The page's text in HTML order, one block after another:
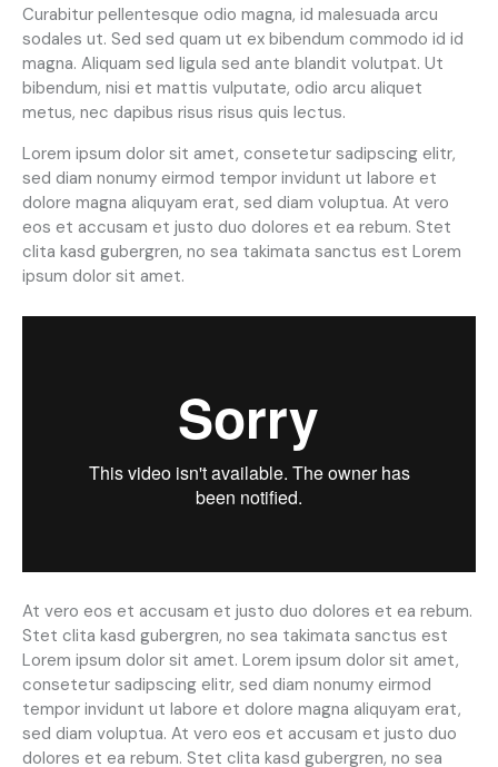
Curabitur pellentesque odio magna, id malesuada arcu
sodales ut. Sed sed quam ut ex bibendum commodo id id
magna. Aliquam sed ligula sed ante blandit volutpat. Ut
bibendum, nisi et mattis vulputate, odio arcu aliquet
metus, nec dapibus risus risus quis lectus.
Lorem ipsum dolor sit amet, consetetur sadipscing elitr,
sed diam nonumy eirmod tempor invidunt ut labore et
dolore magna aliquyam erat, sed diam voluptua. At vero
eos et accusam et justo duo dolores et ea rebum. Stet
clita kasd gubergren, no sea takimata sanctus est Lorem
ipsum dolor sit amet.
At vero eos et accusam et justo duo dolores et ea rebum.
Stet clita kasd gubergren, no sea takimata sanctus est
Lorem ipsum dolor sit amet. Lorem ipsum dolor sit amet,
consetetur sadipscing elitr, sed diam nonumy eirmod
tempor invidunt ut labore et dolore magna aliquyam erat,
sed diam voluptua. At vero eos et accusam et justo duo
dolores et ea rebum. Stet clita kasd gubergren, no sea